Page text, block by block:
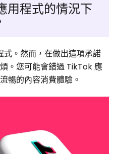
用程式的情況下
式。然而，在做出這項承諾
。您可能會錯過 TikTok 應
暢的內容消費體驗。